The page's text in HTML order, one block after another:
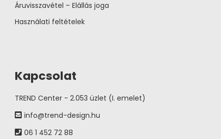
Áruvisszavétel – Elállás joga
Használati feltételek
Kapcsolat
TREND Center - 2.053 üzlet (I. emelet)
info@trend-design.hu
06 1 452 72 88